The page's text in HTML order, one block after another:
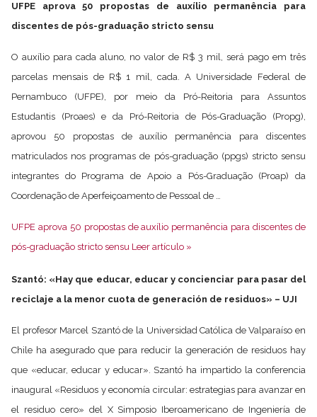
UFPE aprova 50 propostas de auxílio permanência para
discentes de pós-graduação stricto sensu
O auxílio para cada aluno, no valor de R$ 3 mil, será pago em três
parcelas mensais de R$ 1 mil, cada. A Universidade Federal de
Pernambuco (UFPE), por meio da Pró-Reitoria para Assuntos
Estudantis (Proaes) e da Pró-Reitoria de Pós-Graduação (Propg),
aprovou 50 propostas de auxílio permanência para discentes
matriculados nos programas de pós-graduação (ppgs) stricto sensu
integrantes do Programa de Apoio a Pós-Graduação (Proap) da
Coordenação de Aperfeiçoamento de Pessoal de …
UFPE aprova 50 propostas de auxílio permanência para discentes de
pós-graduação stricto sensu Leer artículo »
Szantó: «Hay que educar, educar y concienciar para pasar del
reciclaje a la menor cuota de generación de residuos» – UJI
El profesor Marcel Szantó de la Universidad Católica de Valparaíso en
Chile ha asegurado que para reducir la generación de residuos hay
que «educar, educar y educar». Szantó ha impartido la conferencia
inaugural «Residuos y economía circular: estrategias para avanzar en
el residuo cero» del X Simposio Iberoamericano de Ingeniería de